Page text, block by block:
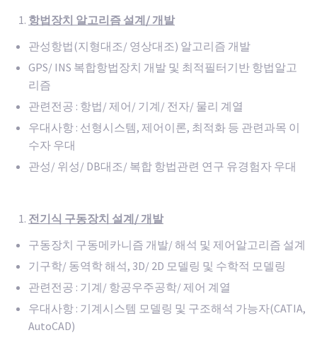
항법장치 알고리즘 설계/ 개발
관성항법(지형대조/ 영상대조) 알고리즘 개발
GPS/ INS 복합항법장치 개발 및 최적필터기반 항법알고
리즘
관련전공 : 항법/ 제어/ 기계/ 전자/ 물리 계열
우대사항 : 선형시스템, 제어이론, 최적화 등 관련과목 이
수자 우대
관성/ 위성/ DB대조/ 복합 항법관련 연구 유경험자 우대
전기식 구동장치 설계/ 개발
구동장치 구동메카니즘 개발/ 해석 및 제어알고리즘 설계
기구학/ 동역학 해석, 3D/ 2D 모델링 및 수학적 모델링
관련전공 : 기계/ 항공우주공학/ 제어 계열
우대사항 : 기계시스템 모델링 및 구조해석 가능자(CATIA,
AutoCAD)